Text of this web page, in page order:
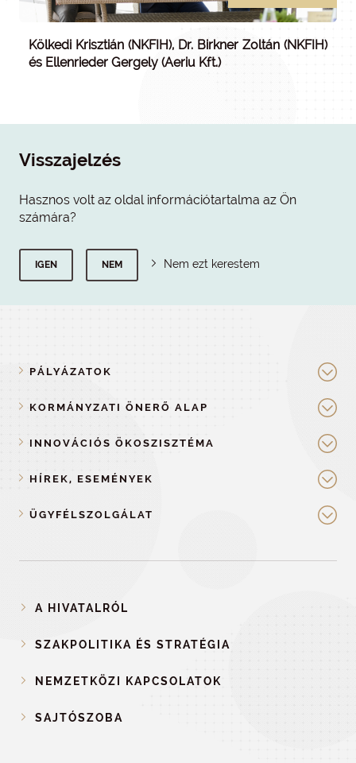
Kölkedi Krisztián (NKFIH), Dr. Birkner Zoltán (NKFIH)
és Ellenrieder Gergely (Aeriu Kft.)
Visszajelzés
Hasznos volt az oldal információtartalma az Ön
számára?
IGEN NEM Nem ezt kerestem
PÁLYÁZATOK
KORMÁNYZATI ÖNERŐ ALAP
INNOVÁCIÓS ÖKOSZISZTÉMA
HÍREK, ESEMÉNYEK
ÜGYFÉLSZOLGÁLAT
A HIVATALRÓL
SZAKPOLITIKA ÉS STRATÉGIA
NEMZETKÖZI KAPCSOLATOK
SAJTÓSZOBA